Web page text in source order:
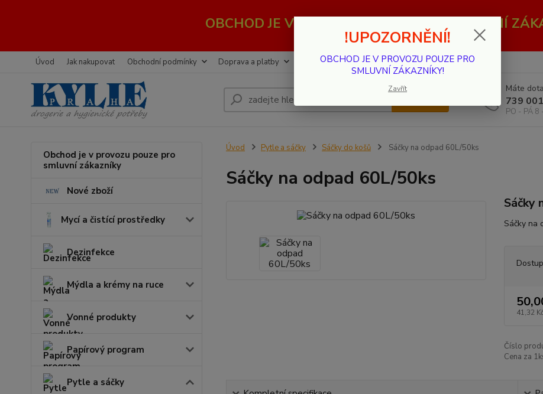
OBCHOD JE V PROVOZU POUZE PRO SMLUVNÍ
Úvod Jak nakupovat Obchodní podmínky Doprava a platby Kontakty
Máte
739
PO - PÁ
Obchod je v provozu pouze pro
smluvní zákazníky
Nové zboží
Mycí a čistící prostředky
Dezinfekce
Mýdla a krémy na ruce
Vonné produkty
Papírový program
Pytle a sáčky
Úvod Pytle a sáčky Sáčky do košů Sáčky na odpad 60L/50ks
Sáčky na odpad 60L/50ks
Sáčky
Sáčky na
41,32 Kč
Číslo
Cena za
!UPOZORNĚNÍ!
OBCHOD JE V PROVOZU POUZE PRO
SMLUVNÍ ZÁKAZNÍKY!
Zavřít